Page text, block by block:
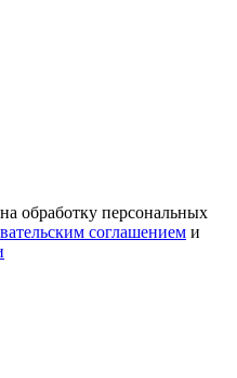
обработку персональных
соглашением и